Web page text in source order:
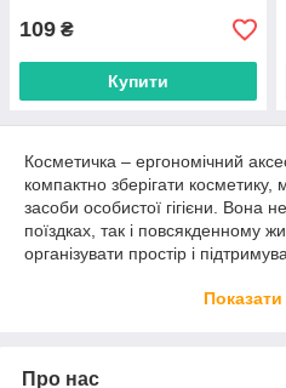
109 ₴
Купити
Косметичка – ергономічний
компактно зберігати косметику,
засоби особистої гігієни. Вона
поїздках, так і повсякденному
організувати простір і
можна в каталозі інтернет-
Як вибрати
Про нас